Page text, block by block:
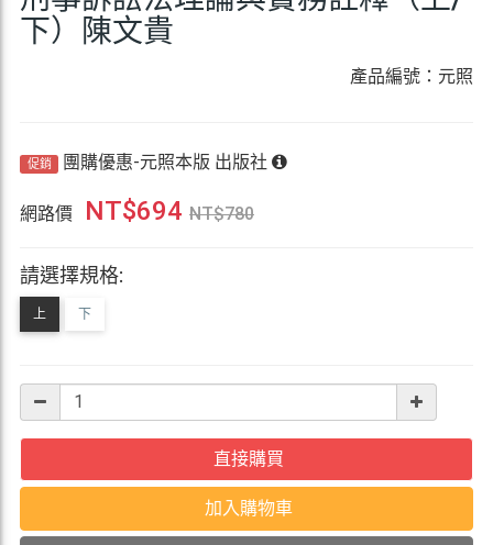
下）陳文貴
產品編號：元照
促銷 團購優惠-元照本版 出版社
網路價 NT$694 NT$780
請選擇規格:
上 下
直接購買
加入購物車